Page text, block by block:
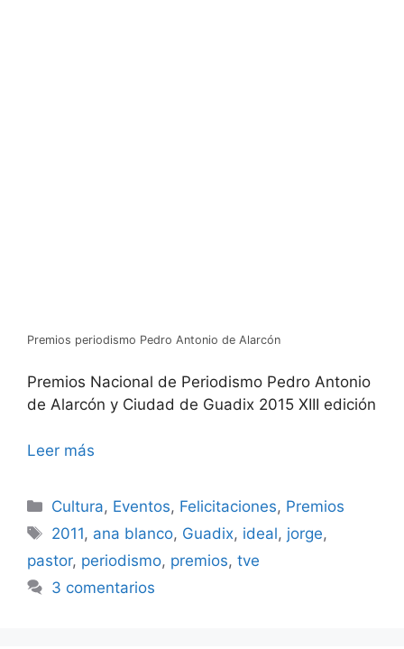
Premios periodismo Pedro Antonio de Alarcón
Premios Nacional de Periodismo Pedro Antonio
de Alarcón y Ciudad de Guadix 2015 XIII edición
Leer más
Categorías
Cultura, Eventos, Felicitaciones, Premios
Etiquetas
2011, ana blanco, Guadix, ideal, jorge,
pastor, periodismo, premios, tve
3 comentarios